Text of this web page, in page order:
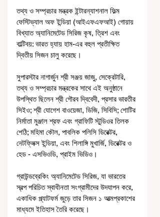
তথ্য ও সম্প্রচার মন্ত্রক ইন্টারন্যাশনাল ফিল্ম
ফেস্টিভ্যাল অফ ইন্ডিয়া (আইএফএফআই) গোয়ায়
বিখ্যাত অ্যানিমেটেড সিরিজ কৃষ, ত্রিশ এবং
বাল্টিবয়: ভারত হ্যায় হাম-এর বহুল প্রতীক্ষিত
দ্বিতীয় সিজন চালু করেছে।
সুপারস্টার নাগার্জুন শ্রী সঞ্জয় জাজু, সেক্রেটারি,
তথ্য ও সম্প্রচার মন্ত্রকের সাথে এই অনুষ্ঠানে
উপস্থিত ছিলেন শ্রী গৌরব দ্বিবেদী, প্রসার ভারতীর
সিইও; শ্রী যোগেশ বাওয়েজা, ডিজি, সিবিসি; শোটির
নির্মাতা মুঞ্জাল শ্রফ এবং গ্রাফিটি স্টুডিওর তিলক
শেঠি; মহিমা কৌল, পাবলিক পলিসি ডিরেক্টর,
নেটফ্লিক্স ইন্ডিয়া, এবং শিলাঙ্গি মুখার্জি, ডিরেক্টর ও
হেড - এসভিওডি, প্রাইম ভিডিও।
গ্রাউন্ডব্রেকিং অ্যানিমেটেড সিরিজ, যা ভারতের
স্বল্প পরিচিত স্বাধীনতা সংগ্রামীদের উদযাপন করে,
একাধিক প্ল্যাটফর্ম জুড়ে তার সিজন ১ আত্মপ্রকাশের
মাধ্যমে ইতিহাস তৈরি করেছে।